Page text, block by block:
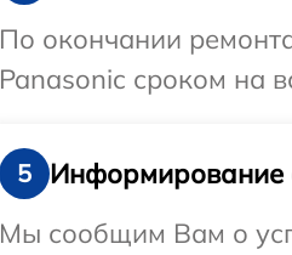
По окончании
Panasonic сроком на
5
Информирование
Мы сообщим Вам о